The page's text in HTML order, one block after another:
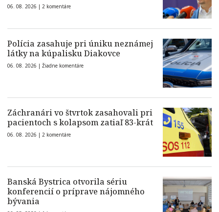
06. 08. 2026 | 2 komentáre
Polícia zasahuje pri úniku neznámej
látky na kúpalisku Diakovce
06. 08. 2026 | Žiadne komentáre
Záchranári vo štvrtok zasahovali pri
pacientoch s kolapsom zatiaľ 83-krát
06. 08. 2026 | 2 komentáre
Banská Bystrica otvorila sériu
konferencií o príprave nájomného
bývania